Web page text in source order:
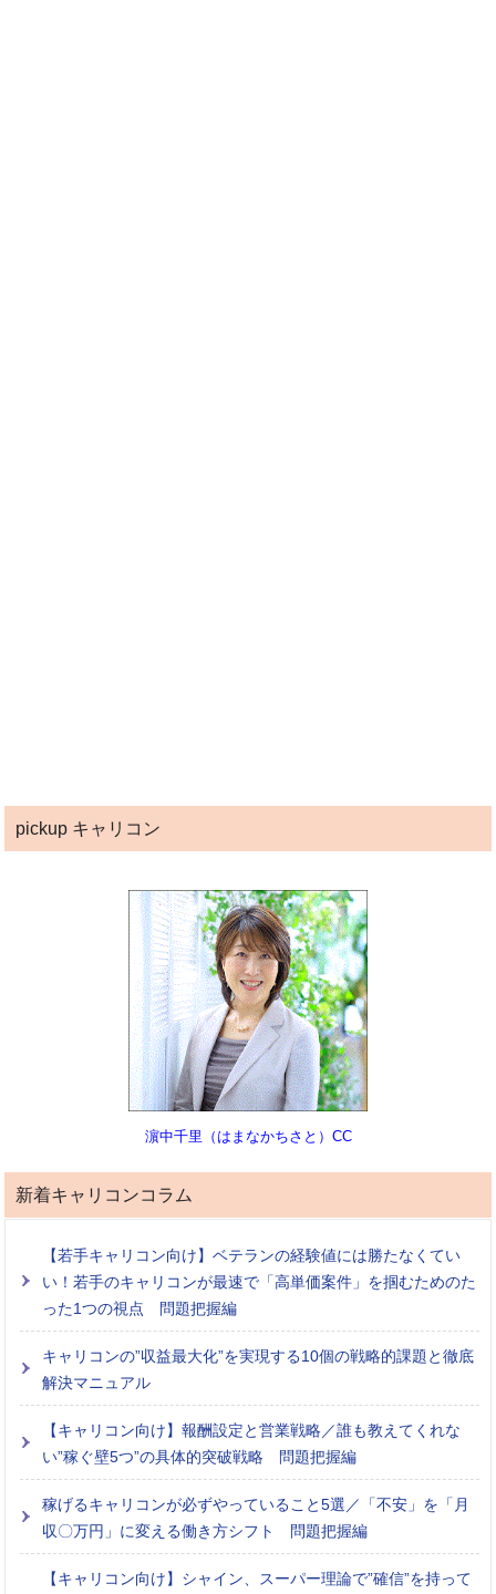
pickup キャリコン
濵中千里（はまなかちさと）CC
新着キャリコンコラム
【若手キャリコン向け】ベテランの経験値には勝たなくてい
い！若手のキャリコンが最速で「高単価案件」を掴むためのた
った1つの視点 問題把握編
キャリコンの”収益最大化”を実現する10個の戦略的課題と徹底
解決マニュアル
【キャリコン向け】報酬設定と営業戦略／誰も教えてくれな
い”稼ぐ壁5つ”の具体的突破戦略 問題把握編
稼げるキャリコンが必ずやっていること5選／「不安」を「月
収〇万円」に変える働き方シフト 問題把握編
【キャリコン向け】シャイン、スーパー理論で”確信”を持って